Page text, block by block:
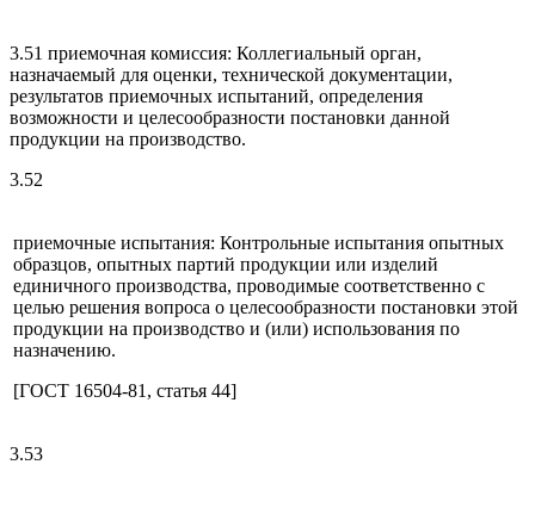
3.51 приемочная комиссия: Коллегиальный орган,
назначаемый для оценки, технической документации,
результатов приемочных испытаний, определения
возможности и целесообразности постановки данной
продукции на производство.
3.52
приемочные испытания: Контрольные испытания опытных
образцов, опытных партий продукции или изделий
единичного производства, проводимые соответственно с
целью решения вопроса о целесообразности постановки этой
продукции на производство и (или) использования по
назначению.
[ГОСТ 16504-81, статья 44]
3.53